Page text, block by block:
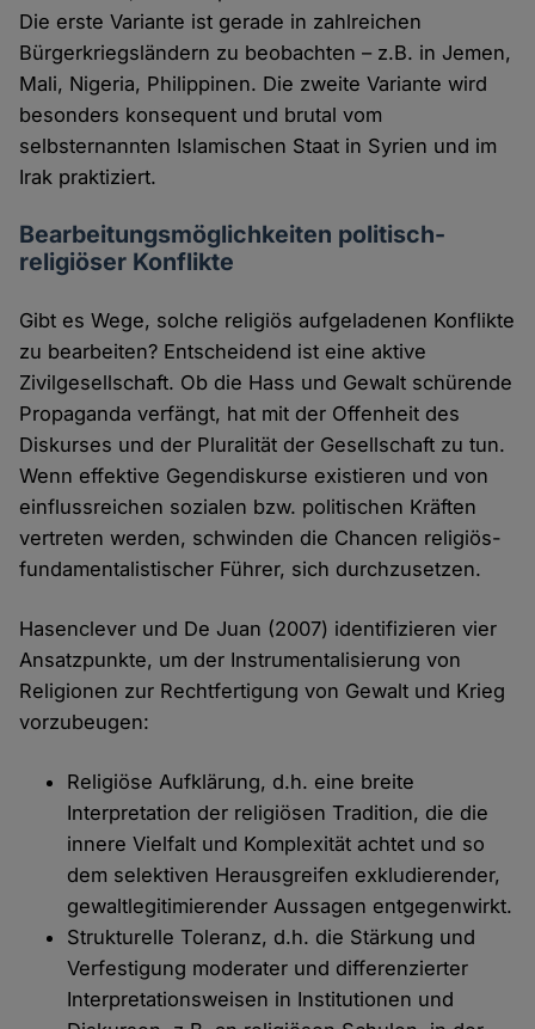
Die erste Variante ist gerade in zahlreichen
Bürgerkriegsländern zu beobachten – z.B. in Jemen,
Mali, Nigeria, Philippinen. Die zweite Variante wird
besonders konsequent und brutal vom
selbsternannten Islamischen Staat in Syrien und im
Irak praktiziert.
Bearbeitungsmöglichkeiten politisch-
religiöser Konflikte
Gibt es Wege, solche religiös aufgeladenen Konflikte
zu bearbeiten? Entscheidend ist eine aktive
Zivilgesellschaft. Ob die Hass und Gewalt schürende
Propaganda verfängt, hat mit der Offenheit des
Diskurses und der Pluralität der Gesellschaft zu tun.
Wenn effektive Gegendiskurse existieren und von
einflussreichen sozialen bzw. politischen Kräften
vertreten werden, schwinden die Chancen religiös-
fundamentalistischer Führer, sich durchzusetzen.
Hasenclever und De Juan (2007) identifizieren vier
Ansatzpunkte, um der Instrumentalisierung von
Religionen zur Rechtfertigung von Gewalt und Krieg
vorzubeugen:
Religiöse Aufklärung, d.h. eine breite
Interpretation der religiösen Tradition, die die
innere Vielfalt und Komplexität achtet und so
dem selektiven Herausgreifen exkludierender,
gewaltlegitimierender Aussagen entgegenwirkt.
Strukturelle Toleranz, d.h. die Stärkung und
Verfestigung moderater und differenzierter
Interpretationsweisen in Institutionen und